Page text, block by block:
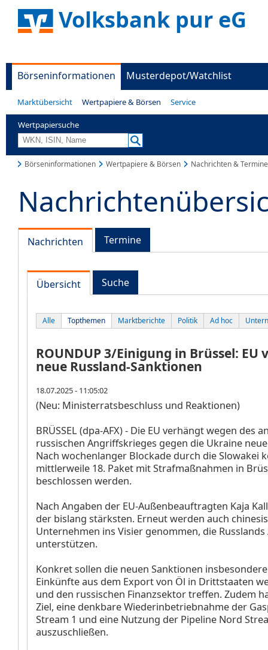
Volksbank pur eG
Börseninformationen Musterdepot/Watchlist
Marktübersicht Wertpapiere & Börsen Service
Wertpapiersuche
Börseninformationen Wertpapiere & Börsen Nachrichten & Termine
Nachrichten Termine
Übersicht Suche
Alle Topthemen Marktberichte Politik Ad hoc
ROUNDUP 3/Einigung in Brüssel: EU
neue Russland-Sanktionen
18.07.2025 - 11:05:02
(Neu: Ministerratsbeschluss und Reaktionen)
BRÜSSEL (dpa-AFX) - Die EU verhängt wegen des
russischen Angriffskrieges gegen die Ukraine
Nach wochenlanger Blockade durch die Slowakei
mittlerweile 18. Paket mit Strafmaßnahmen in
beschlossen werden.
Nach Angaben der EU-Außenbeauftragten Kaja
der bislang stärksten. Erneut werden auch
Unternehmen ins Visier genommen, die
unterstützen.
Konkret sollen die neuen Sanktionen
Einkünfte aus dem Export von Öl in Drittstaaten
und den russischen Finanzsektor treffen. Zudem
Ziel, eine denkbare Wiederinbetriebnahme der
Stream 1 und eine Nutzung der Pipeline Nord
auszuschließen.